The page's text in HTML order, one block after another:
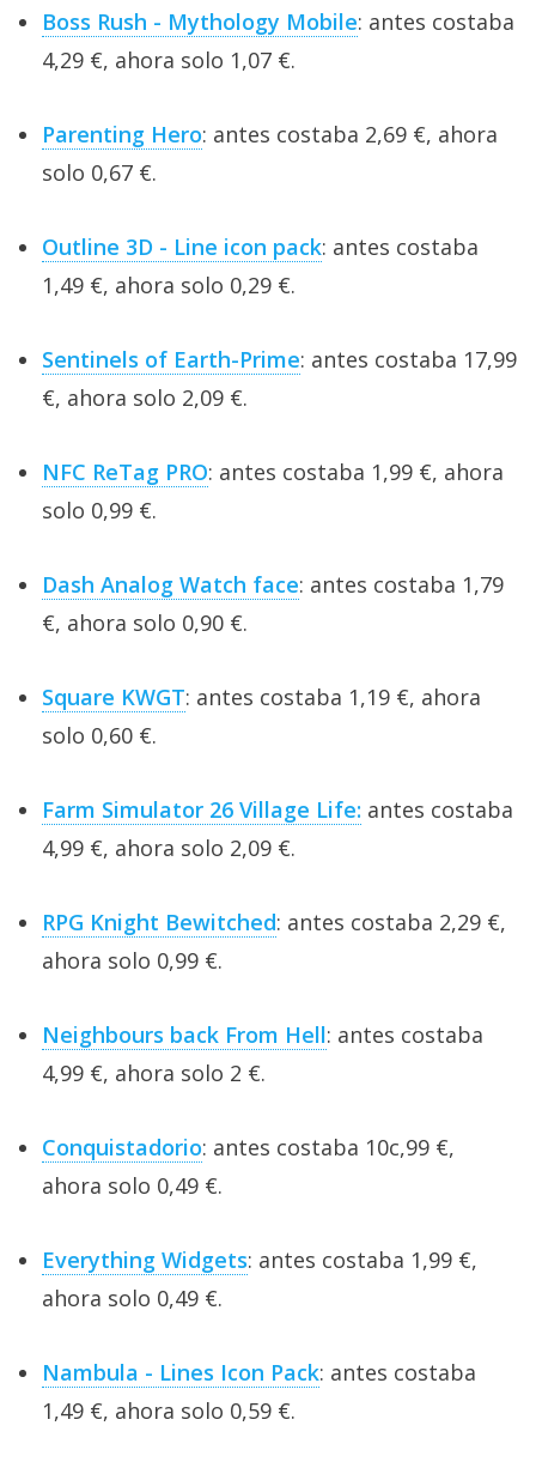
Boss Rush - Mythology Mobile: antes costaba
4,29 €, ahora solo 1,07 €.
Parenting Hero: antes costaba 2,69 €, ahora
solo 0,67 €.
Outline 3D - Line icon pack: antes costaba
1,49 €, ahora solo 0,29 €.
Sentinels of Earth-Prime: antes costaba 17,99
€, ahora solo 2,09 €.
NFC ReTag PRO: antes costaba 1,99 €, ahora
solo 0,99 €.
Dash Analog Watch face: antes costaba 1,79
€, ahora solo 0,90 €.
Square KWGT: antes costaba 1,19 €, ahora
solo 0,60 €.
Farm Simulator 26 Village Life: antes costaba
4,99 €, ahora solo 2,09 €.
RPG Knight Bewitched: antes costaba 2,29 €,
ahora solo 0,99 €.
Neighbours back From Hell: antes costaba
4,99 €, ahora solo 2 €.
Conquistadorio: antes costaba 10c,99 €,
ahora solo 0,49 €.
Everything Widgets: antes costaba 1,99 €,
ahora solo 0,49 €.
Nambula - Lines Icon Pack: antes costaba
1,49 €, ahora solo 0,59 €.